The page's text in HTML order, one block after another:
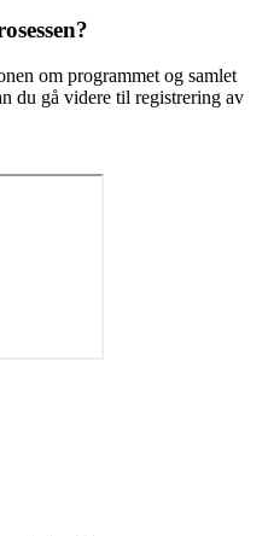
om programmet og samlet
du gå videre til registrering av